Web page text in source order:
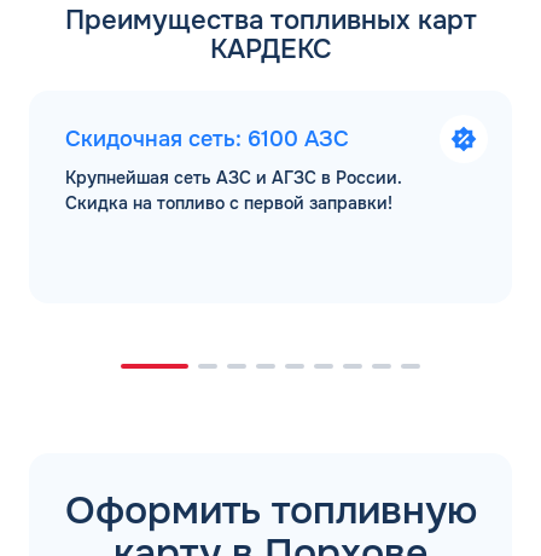
Преимущества топливных карт
КАРДЕКС
Скидочная сеть: 6100 АЗС
Крупнейшая сеть АЗС и АГЗС в России.
Скидка на топливо с первой заправки!
Оформить топливную